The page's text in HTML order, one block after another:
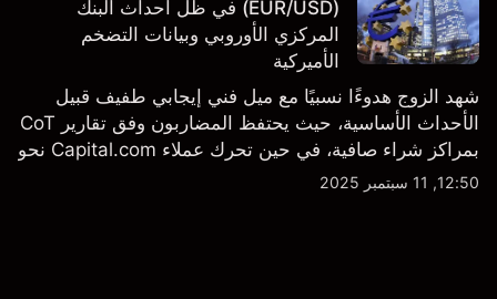
(EUR/USD) في ظل أحداث البنك
المركزي الأوروبي وبيانات التضخم
الأميركية
شهد الزوج هدوءًا نسبيًا مع ميل فني إيجابي طفيف قبيل
الأحداث الأساسية، حيث يحتفظ المضاربون وفق تقارير CoT
بمراكز شراء صافية، في حين تحرك عملاء Capital.com نحو
الحياد.
12:50, 11 سبتمبر 2025